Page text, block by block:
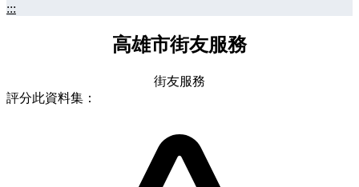
:::
高雄市街友服務
街友服務
評分此資料集：